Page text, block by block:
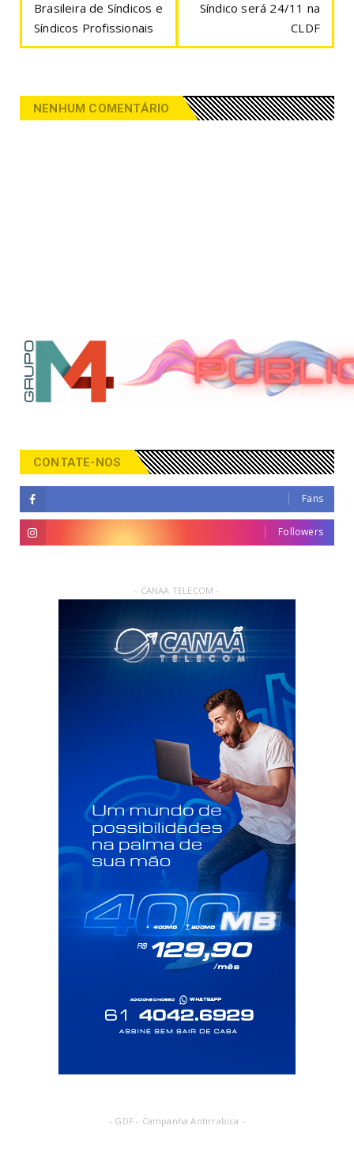
Brasileira de Síndicos e
Síndicos Profissionais
Síndico será 24/11 na
CLDF
NENHUM COMENTÁRIO
CONTATE-NOS
Fans
Followers
- CANAA TELECOM -
- GDF - Campanha Antirrabica -